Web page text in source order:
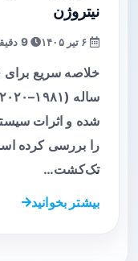
نیتروژن
9 دقیقه
شده و اثرات
را بررسی کرده
تک‌کشت…
بیشتر بخوانید